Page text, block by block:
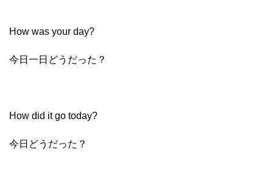
How was your day?
今日一日どうだった？
How did it go today?
今日どうだった？